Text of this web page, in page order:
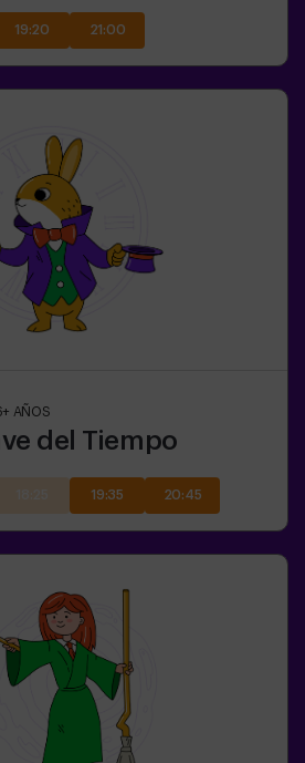
19:20 21:00
AÑOS
del Tiempo
19:35 20:45